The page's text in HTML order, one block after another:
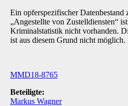
Ein opferspezifischer
„Angestellte von Zustelldiensten“
Kriminalstatistik nicht vorhanden.
ist aus diesem Grund nicht möglich.
MMD18-8765
Beteiligte:
Markus Wagner